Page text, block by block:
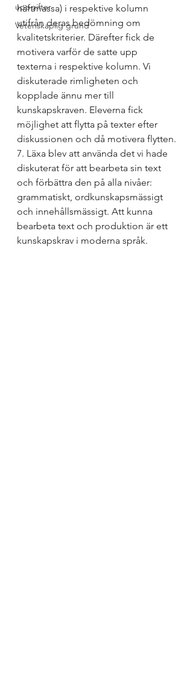
uppgifter
Vetenskaplig grund
häftmassa) i respektive kolumn
utifrån deras bedömning om
kvalitetskriterier. Därefter fick de
motivera varför de satte upp
texterna i respektive kolumn. Vi
diskuterade rimligheten och
kopplade ännu mer till
kunskapskraven. Eleverna fick
möjlighet att flytta på texter efter
diskussionen och då motivera flytten.
7. Läxa blev att använda det vi hade
diskuterat för att bearbeta sin text
och förbättra den på alla nivåer:
grammatiskt, ordkunskapsmässigt
och innehållsmässigt. Att kunna
bearbeta text och produktion är ett
kunskapskrav i moderna språk.